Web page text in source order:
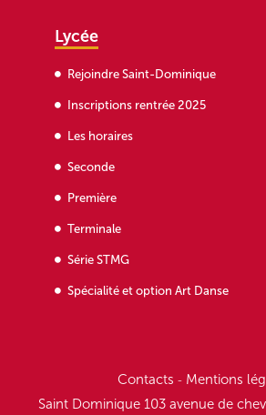
Lycée
Rejoindre Saint-Dominique
Inscriptions rentrée 2025
Les horaires
Seconde
Première
Terminale
Série STMG
Spécialité et option Art Danse
Contacts - Mentions
Saint Dominique 103 avenue de